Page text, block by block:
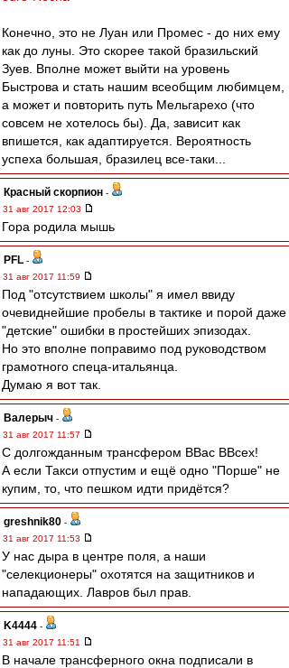
Конечно, это не Луан или Промес - до них ему
как до луны. Это скорее такой бразильский
Зуев. Вполне может выйти на уровень
Быстрова и стать нашим всеобщим любимцем,
а может и повторить путь Мельгарехо (что
совсем не хотелось бы). Да, зависит как
впишется, как адаптируется. Вероятность
успеха большая, бразилец все-таки...
Красный скорпион -
31 авг 2017 12:03
Гора родила мышь
PFL -
31 авг 2017 11:59
Под "отсутствием школы" я имел ввиду
очевиднейшие пробелы в тактике и порой даже
"детские" ошибки в простейших эпизодах.
Но это вполне поправимо под руководством
грамотного спеца-итальянца.
Думаю я вот так.
Валерыч -
31 авг 2017 11:57
С долгожданным трансфером ВВас ВВсех!
А если Такси отпустим и ещё одно "Порше" не
купим, то, что пешком идти придётся?
greshnik80 -
31 авг 2017 11:53
У нас дыра в центре поля, а наши
"селекционеры" охотятся на защитников и
нападающих. Лавров был прав.
K4444 -
31 авг 2017 11:51
В начале трансферного окна подписали в